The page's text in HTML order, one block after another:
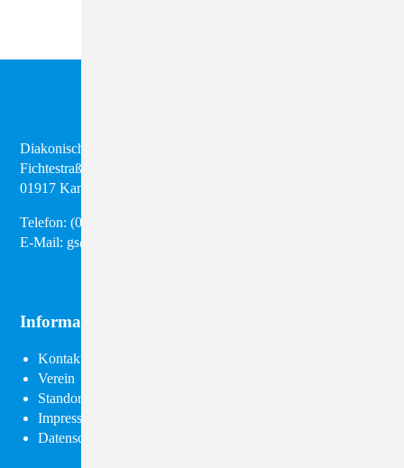
Diakonisches Werk Kamenz e.V.
Fichtestraße 8
01917 Kamenz
Telefon:(03 57 95) 28 98 50
E-Mail: gs@diakonie-kamenz.de
Informationen
Navigation
überspringen
Kontakt
Verein
Standorte
Impressum
Datenschutz